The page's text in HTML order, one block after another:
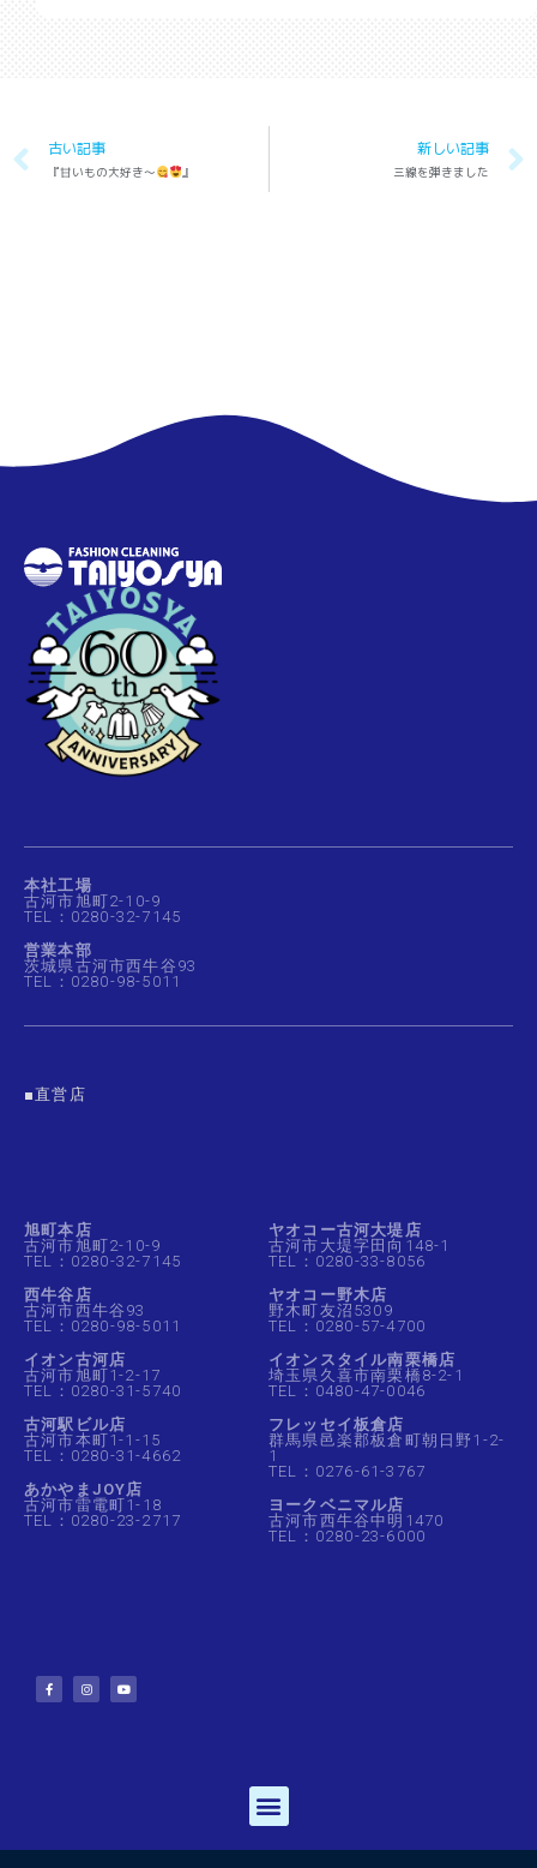
古い記事
『甘いもの大好き〜 』
新しい記事
三線を弾きました
本社工場
古河市旭町2-10-9
TEL：0280-32-7145
営業本部
茨城県古河市西牛谷93
TEL：0280-98-5011
■直営店
旭町本店
古河市旭町2-10-9
TEL：0280-32-7145
西牛谷店
古河市西牛谷93
TEL：0280-98-5011
イオン古河店
古河市旭町1-2-17
TEL：0280-31-5740
古河駅ビル店
古河市本町1-1-15
TEL：0280-31-4662
あかやまJOY店
古河市雷電町1-18
TEL：0280-23-2717
ヤオコー古河大堤店
古河市大堤字田向148-1
TEL：0280-33-8056
ヤオコー野木店
野木町友沼5309
TEL：0280-57-4700
イオンスタイル南栗橋店
埼玉県久喜市南栗橋8-2-1
TEL：0480-47-0046
フレッセイ板倉店
群馬県邑楽郡板倉町朝日野1-2-
1
TEL：0276-61-3767
ヨークベニマル店
古河市西牛谷中明1470
TEL：0280-23-6000